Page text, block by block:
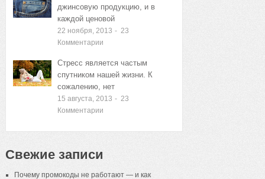
джинсовую продукцию, и в
каждой ценовой
22 ноября, 2013 - 23
Комментарии
Стресс является частым
спутником нашей жизни. К
сожалению, нет
15 августа, 2013 - 23
Комментарии
Свежие записи
Почему промокоды не работают — и как